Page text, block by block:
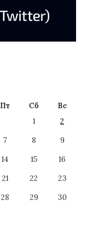
Пт Сб
Вс
1
2
7 8
9
14 15
16
21 22
23
28 29
30